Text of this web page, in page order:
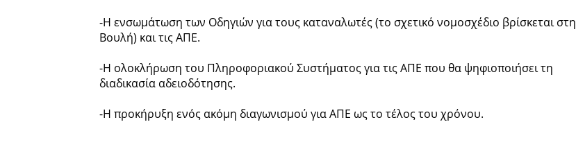
-Η ενσωμάτωση των Οδηγιών για τους καταναλωτές (το σχετικό νομοσχέδιο βρίσκεται στη
Βουλή) και τις ΑΠΕ.
-Η ολοκλήρωση του Πληροφοριακού Συστήματος για τις ΑΠΕ που θα ψηφιοποιήσει τη
διαδικασία αδειοδότησης.
-Η προκήρυξη ενός ακόμη διαγωνισμού για ΑΠΕ ως το τέλος του χρόνου.